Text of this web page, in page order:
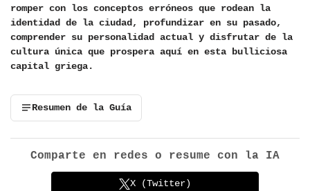
romper con los conceptos erróneos que rodean la
identidad de la ciudad, profundizar en su pasado,
comprender su personalidad actual y disfrutar de la
cultura única que prospera aquí en esta bulliciosa
capital griega.
Resumen de la Guía
Comparte en redes o resume con la IA
X (Twitter)